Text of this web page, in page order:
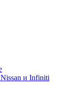
и Infiniti